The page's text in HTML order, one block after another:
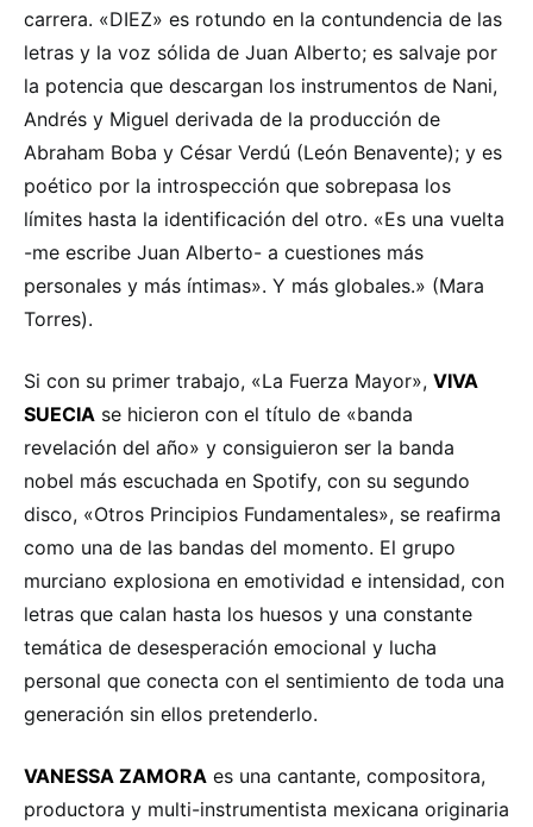
carrera. «DIEZ» es rotundo en la contundencia de las
letras y la voz sólida de Juan Alberto; es salvaje por
la potencia que descargan los instrumentos de Nani,
Andrés y Miguel derivada de la producción de
Abraham Boba y César Verdú (León Benavente); y es
poético por la introspección que sobrepasa los
límites hasta la identificación del otro. «Es una vuelta
-me escribe Juan Alberto- a cuestiones más
personales y más íntimas». Y más globales.» (Mara
Torres).
Si con su primer trabajo, «La Fuerza Mayor», VIVA
SUECIA se hicieron con el título de «banda
revelación del año» y consiguieron ser la banda
nobel más escuchada en Spotify, con su segundo
disco, «Otros Principios Fundamentales», se reafirma
como una de las bandas del momento. El grupo
murciano explosiona en emotividad e intensidad, con
letras que calan hasta los huesos y una constante
temática de desesperación emocional y lucha
personal que conecta con el sentimiento de toda una
generación sin ellos pretenderlo.
VANESSA ZAMORA es una cantante, compositora,
productora y multi-instrumentista mexicana originaria